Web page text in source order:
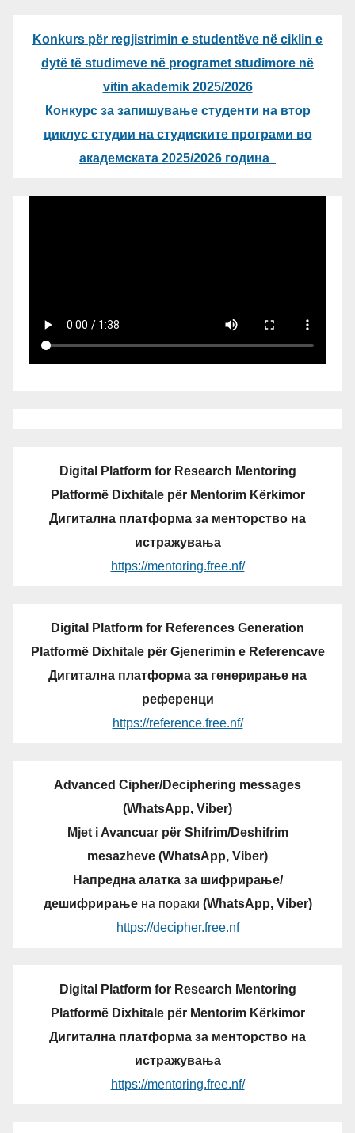
Konkurs për regjistrimin e studentëve në ciklin e
dytë të studimeve në programet studimore në
vitin akademik 2025/2026
Конкурс за запишување студенти на втор
циклус студии на студиските програми во
академската 2025/2026 година
Digital Platform for Research Mentoring
Platformë Dixhitale për Mentorim Kërkimor
Дигитална платформа за менторство на
истражувања
https://mentoring.free.nf/
Digital Platform for References Generation
Platformë Dixhitale për Gjenerimin e Referencave
Дигитална платформа за генерирање на
референци
https://reference.free.nf/
Advanced Cipher/Deciphering messages
(WhatsApp, Viber)
Mjet i Avancuar për Shifrim/Deshifrim
mesazheve (WhatsApp, Viber)
Напредна алатка за шифрирање/
дешифрирањена пораки (WhatsApp, Viber)
https://decipher.free.nf
Digital Platform for Research Mentoring
Platformë Dixhitale për Mentorim Kërkimor
Дигитална платформа за менторство на
истражувања
https://mentoring.free.nf/